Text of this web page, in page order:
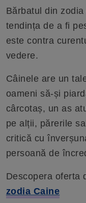
Bărbatul din
tendința de a fi
este contra
vedere.
Câinele are un
oameni să-și
cârcotaș, un as
pe alții, părerile
critică cu
persoană de
Descopera oferta
zodia Caine